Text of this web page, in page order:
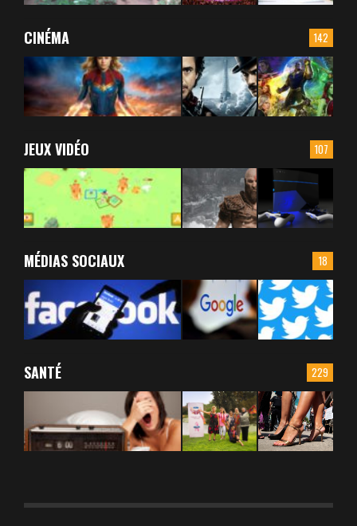
142
CINÉMA
107
JEUX VIDÉO
18
MÉDIAS SOCIAUX
229
SANTÉ